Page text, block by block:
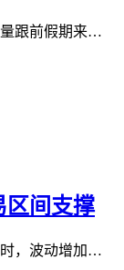
量跟前假期来…
间支撑
时，波动增加…